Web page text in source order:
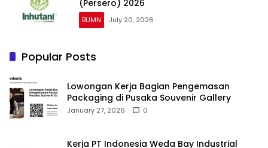
(Persero) 2026
BUMN July 20, 2026
Popular Posts
Lowongan Kerja Bagian Pengemasan
Packaging di Pusaka Souvenir Gallery
January 27, 2026 0
Kerja PT Indonesia Weda Bay Industrial